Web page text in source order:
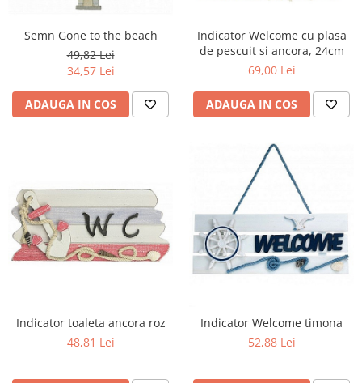
Decoratiuni care se agata
Tablouri
Semn Gone to the beach
49,82 Lei
34,57 Lei
ADAUGA IN COS
Indicator Welcome cu plasa
de pescuit si ancora, 24cm
69,00 Lei
ADAUGA IN COS
Indicator toaleta ancora roz
48,81 Lei
Indicator Welcome timona
52,88 Lei